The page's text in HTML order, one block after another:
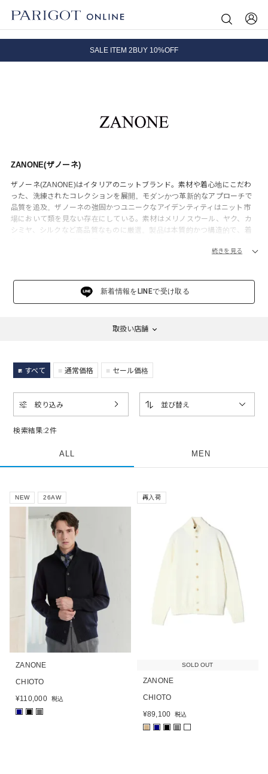
8.5 wedに会員プログラムが生まれ変わります！
SALE ITEM 2BUY 10%OFF
ZANONE(ザノーネ)
ザノーネ(ZANONE)はイタリアのニットブランド。素材や着心地にこだわ
った、洗練されたコレクションを展開。モダンかつ革新的なアプローチで
品質を追及。ザノーネの強固かつユニークなアイデンティティはニット市
場において類を見ない存在にしている。素材はメリノスウール、ヤク、カ
シミヤ、シルクなど高品質なものに厳選。製品は本質的かつ構造的で、着
は、一見シンプルだが、実際は極めて手が込んだものであり、作り手の審
続きを見る
新着情報をLINEで受け取る
取扱い店舗
すべて 通常価格 セール価格
検索結果:2件
絞り込み 並び替え
ALL MEN
NEW 26AW
ZANONE
CHIOTO
¥110,000 税込
■ ■ ■
SOLD OUT
再入荷
ZANONE
CHIOTO
¥89,100 税込
■ ■ ■ ■